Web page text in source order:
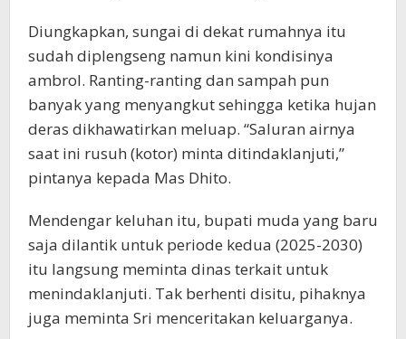
Diungkapkan, sungai di dekat rumahnya itu
sudah diplengseng namun kini kondisinya
ambrol. Ranting-ranting dan sampah pun
banyak yang menyangkut sehingga ketika hujan
deras dikhawatirkan meluap. “Saluran airnya
saat ini rusuh (kotor) minta ditindaklanjuti,”
pintanya kepada Mas Dhito.
Mendengar keluhan itu, bupati muda yang baru
saja dilantik untuk periode kedua (2025-2030)
itu langsung meminta dinas terkait untuk
menindaklanjuti. Tak berhenti disitu, pihaknya
juga meminta Sri menceritakan keluarganya.